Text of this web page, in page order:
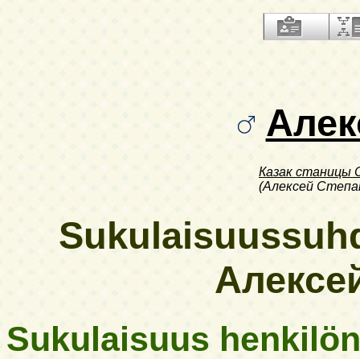
Казак станицы
(Алексей
Sukulaisuus